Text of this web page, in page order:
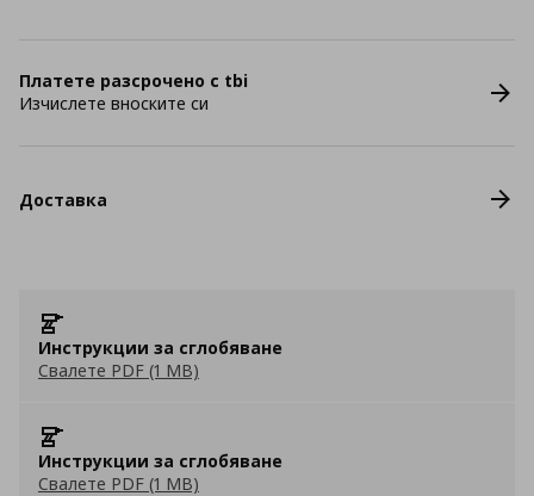
Платете разсрочено с tbi
Изчислете вноските си
Доставка
Инструкции за сглобяване
Свалете PDF (1 MB)
Инструкции за сглобяване
Свалете PDF (1 MB)